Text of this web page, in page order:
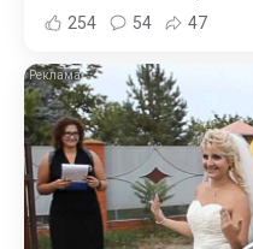
254 54 47